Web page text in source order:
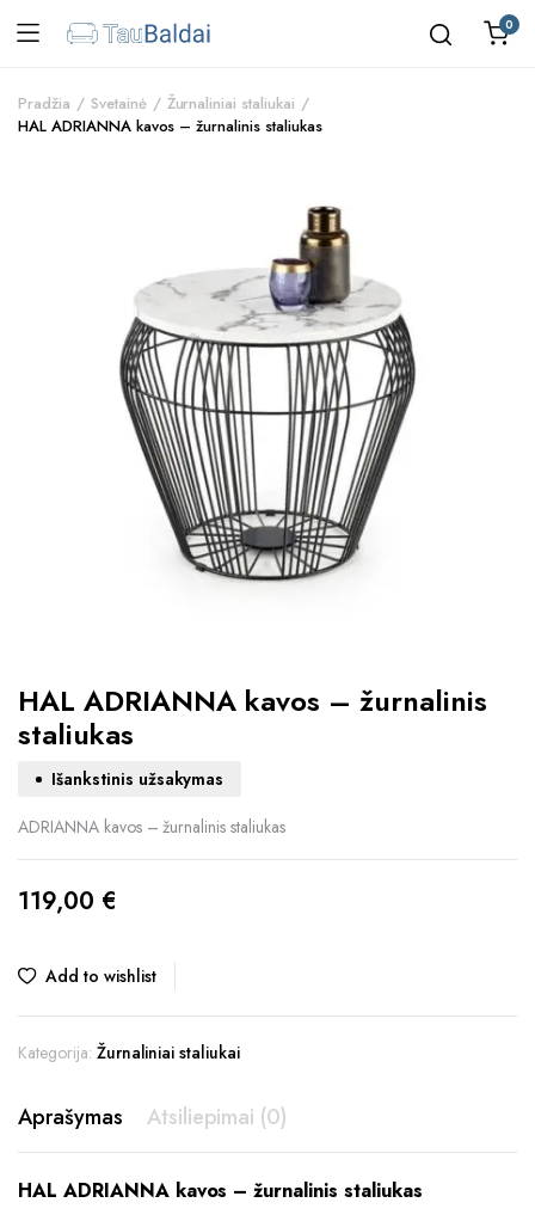
0
Pradžia Svetainė
Žurnaliniai staliukai
HAL ADRIANNA kavos – žurnalinis staliukas
HAL ADRIANNA kavos – žurnalinis
staliukas
Išankstinis užsakymas
ADRIANNA kavos – žurnalinis staliukas
119,00 €
Add to wishlist
Kategorija: Žurnaliniai staliukai
Aprašymas Atsiliepimai (0)
HAL ADRIANNA kavos – žurnalinis staliukas